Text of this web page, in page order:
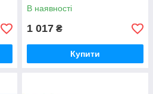
В наявності
1 017 ₴
Купити